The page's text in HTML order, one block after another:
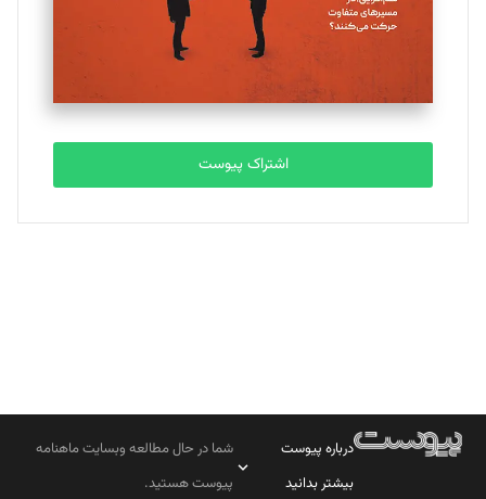
تحریریه
مصطفی مسجدی آرانی
تحریریه
بابک نقاش
تحریریه
اشتراک پیوست
درباره پیوست
بیشتر بدانید
شما در حال مطالعه وبسایت ماهنامه
پیوست هستید.